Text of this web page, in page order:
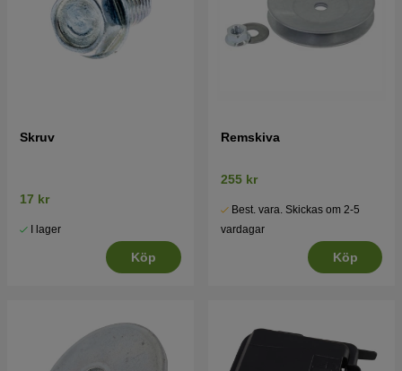
Skruv
17 kr
I lager
Köp
Remskiva
255 kr
Best. vara. Skickas om 2-5
vardagar
Köp